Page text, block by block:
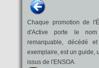
Chaque promotion de
d'Active porte le
remarquable, décédé
exemplaire, est un guide,
issus de l'ENSOA.